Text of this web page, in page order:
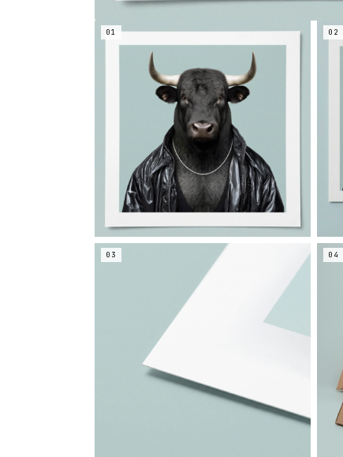
01 02
03 04